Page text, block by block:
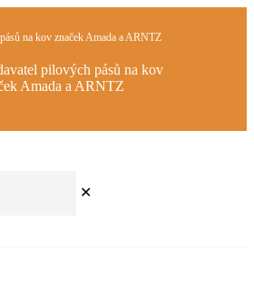
na kov značek Amada a ARNTZ
pilových pásů na kov
Amada a ARNTZ
✕